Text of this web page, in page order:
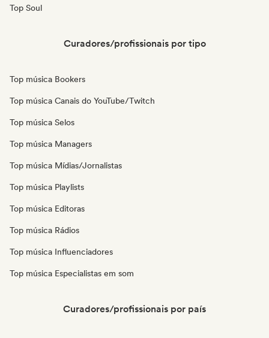
Top Soul
Curadores/profissionais por tipo
Top música Bookers
Top música Canais do YouTube/Twitch
Top música Selos
Top música Managers
Top música Mídias/Jornalistas
Top música Playlists
Top música Editoras
Top música Rádios
Top música Influenciadores
Top música Especialistas em som
Curadores/profissionais por país